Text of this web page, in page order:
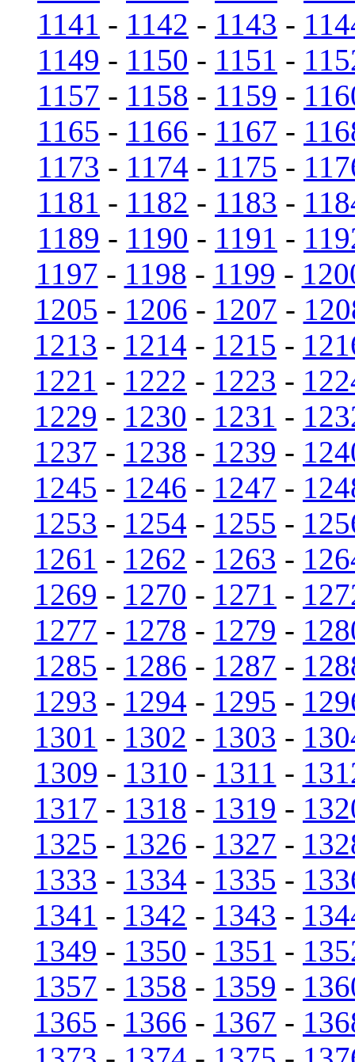
1141 - 1142 - 1143 -
1149 - 1150 - 1151 -
1157 - 1158 - 1159 -
1165 - 1166 - 1167 -
1173 - 1174 - 1175 -
1181 - 1182 - 1183 -
1189 - 1190 - 1191 -
1197 - 1198 - 1199 -
1205 - 1206 - 1207 -
1213 - 1214 - 1215 -
1221 - 1222 - 1223 -
1229 - 1230 - 1231 -
1237 - 1238 - 1239 -
1245 - 1246 - 1247 -
1253 - 1254 - 1255 -
1261 - 1262 - 1263 -
1269 - 1270 - 1271 -
1277 - 1278 - 1279 -
1285 - 1286 - 1287 -
1293 - 1294 - 1295 -
1301 - 1302 - 1303 -
1309 - 1310 - 1311 -
1317 - 1318 - 1319 -
1325 - 1326 - 1327 -
1333 - 1334 - 1335 -
1341 - 1342 - 1343 -
1349 - 1350 - 1351 -
1357 - 1358 - 1359 -
1365 - 1366 - 1367 -